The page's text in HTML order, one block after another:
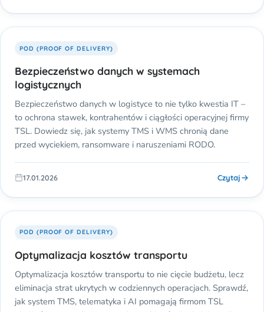
POD (PROOF OF DELIVERY)
Bezpieczeństwo danych w systemach
logistycznych
Bezpieczeństwo danych w logistyce to nie tylko kwestia IT –
to ochrona stawek, kontrahentów i ciągłości operacyjnej firmy
TSL. Dowiedz się, jak systemy TMS i WMS chronią dane
przed wyciekiem, ransomware i naruszeniami RODO.
17.01.2026 Czytaj
POD (PROOF OF DELIVERY)
Optymalizacja kosztów transportu
Optymalizacja kosztów transportu to nie cięcie budżetu, lecz
eliminacja strat ukrytych w codziennych operacjach. Sprawdź,
jak system TMS, telematyka i AI pomagają firmom TSL